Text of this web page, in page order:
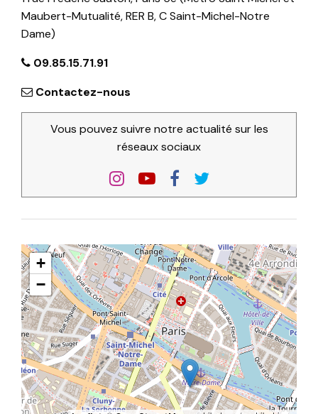
Maubert-Mutualité, RER B, C Saint-Michel-Notre
Dame)
09.85.15.71.91
Contactez-nous
Vous pouvez suivre notre actualité sur les
réseaux sociaux
+
−